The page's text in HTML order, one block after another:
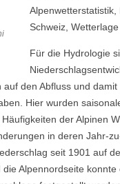
für
Alpenwetterstatistik,
Schweiz, Wetterlage
Für die Hydrologie
auf den Abfluss und
Hier wurden
der Alpinen
in deren Jahr-
seit 1901 auf
Alpennordseite